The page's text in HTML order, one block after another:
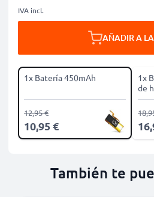
IVA incl.
AÑADIR A
1x Batería 450mAh
10,95 €
12,95 €
1x
de
También te